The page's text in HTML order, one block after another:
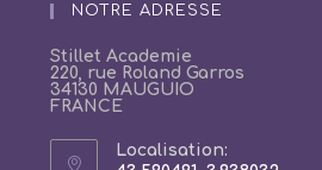
NOTRE ADRESSE
Stillet Academie
220, rue Roland Garros
34130 MAUGUIO
FRANCE
Localisation: